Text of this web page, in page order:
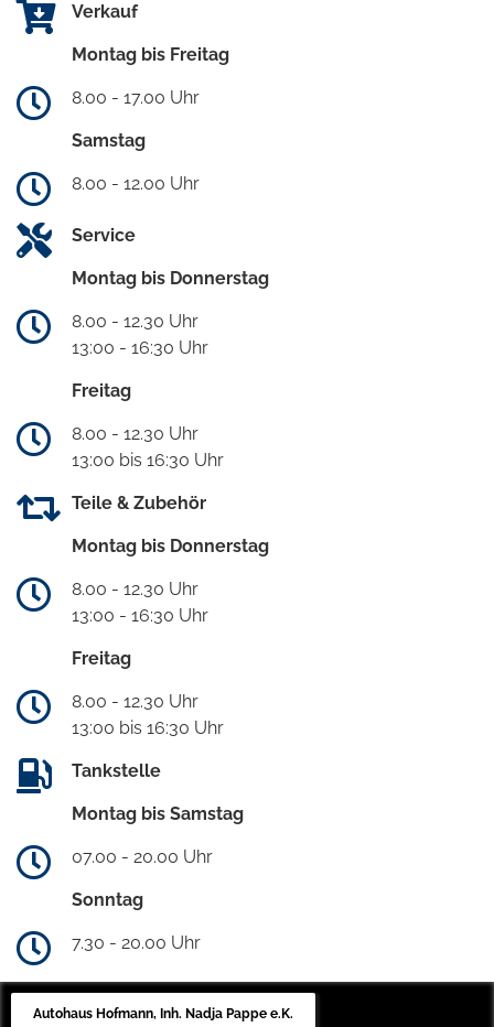
Verkauf
Montag bis Freitag
8.00 - 17.00 Uhr
Samstag
8.00 - 12.00 Uhr
Service
Montag bis Donnerstag
8.00 - 12.30 Uhr
13:00 - 16:30 Uhr
Freitag
8.00 - 12.30 Uhr
13:00 bis 16:30 Uhr
Teile & Zubehör
Montag bis Donnerstag
8.00 - 12.30 Uhr
13:00 - 16:30 Uhr
Freitag
8.00 - 12.30 Uhr
13:00 bis 16:30 Uhr
Tankstelle
Montag bis Samstag
07.00 - 20.00 Uhr
Sonntag
7.30 - 20.00 Uhr
Autohaus Hofmann, Inh. Nadja Pappe e.K.